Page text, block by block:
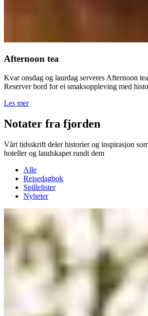
Afternoon tea
Kvar onsdag og laurdag serveres Afternoon
Reserver bord for ei smaksoppleving med
Les mer
Notater fra fjorden
Vårt tidsskrift deler historier og inspirasjon
hoteller og landskapet rundt dem
Alle
Reisedagbok
Spillelister
Nyheter